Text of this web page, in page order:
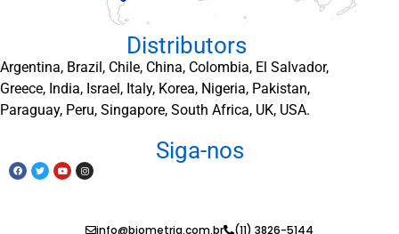
Distributors
Argentina, Brazil, Chile, China, Colombia, El Salvador,
Greece, India, Israel, Italy, Korea, Nigeria, Pakistan,
Paraguay, Peru, Singapore, South Africa, UK, USA.
Siga-nos
info@biometria.com.br (11) 3826-5144